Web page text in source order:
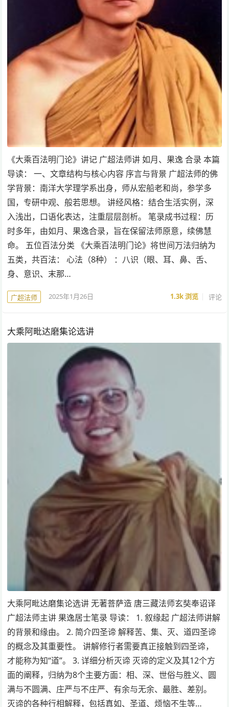
《大乘百法明门论》讲记 广超法师讲 如月、果逸 合录 本篇
导读： 一、文章结构与核心内容 序言与背景 广超法师的佛
学背景：南洋大学理学系出身，师从宏船老和尚，参学多
国，专研中观、般若思想。 讲经风格：结合生活实例，深
入浅出，口语化表达，注重层层剖析。 笔录成书过程：历
时多年，由如月、果逸合录，旨在保留法师原意，续佛慧
命。 五位百法分类 《大乘百法明门论》将世间万法归纳为
五类，共百法： 心法（8种） ：八识（眼、耳、鼻、舌、
身、意识、末那…
广超法师 2025年1月26日 1.3k浏览 评论
大乘阿毗达磨集论选讲
大乘阿毗达磨集论选讲 无著菩萨造 唐三藏法师玄奘奉诏译
广超法师主讲 果逸居士笔录 导读： 1. 叙缘起 广超法师讲解
的背景和缘由。 2. 简介四圣谛 解释苦、集、灭、道四圣谛
的概念及其重要性。 讲解修行者需要真正接触到四圣谛，
才能称为知“道”。 3. 详细分析灭谛 灭谛的定义及其12个方
面的阐释，归纳为8个主要方面：相、深、世俗与胜义、圆
满与不圆满、庄严与不庄严、有余与无余、最胜、差别。
灭谛的各种行相解释，包括真如、圣道、烦恼不生等…